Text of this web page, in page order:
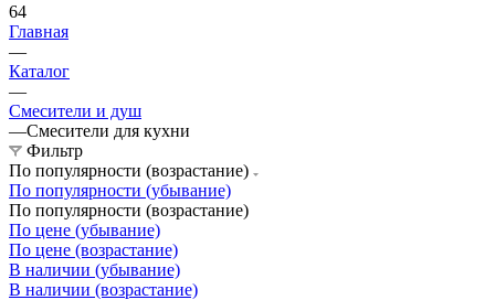
64
Главная
—
Каталог
—
Смесители и душ
—Смесители для кухни
Фильтр
По популярности (возрастание)
По популярности (убывание)
По популярности (возрастание)
По цене (убывание)
По цене (возрастание)
В наличии (убывание)
В наличии (возрастание)